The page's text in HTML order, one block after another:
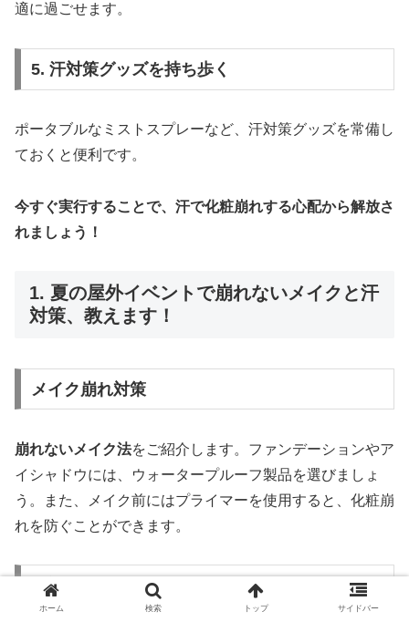
適に過ごせます。
5. 汗対策グッズを持ち歩く
ポータブルなミストスプレーなど、汗対策グッズを常備し
ておくと便利です。
今すぐ実行することで、汗で化粧崩れする心配から解放さ
れましょう！
1. 夏の屋外イベントで崩れないメイクと汗
対策、教えます！
メイク崩れ対策
崩れないメイク法をご紹介します。ファンデーションやア
イシャドウには、ウォータープルーフ製品を選びましょ
う。また、メイク前にはプライマーを使用すると、化粧崩
れを防ぐことができます。
汗対策
ホーム 検索 トップ サイドバー